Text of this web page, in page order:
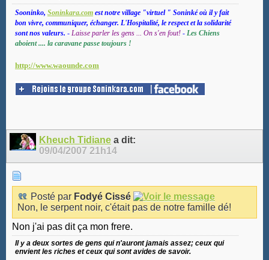
Sooninko, Soninkara.com est notre village "virtuel " Soninké où il y fait
bon vivre, communiquer, échanger. L'Hospitalité, le respect et la solidarité
sont nos valeurs. - Laisse parler les gens ... On s'en fout! - Les Chiens
aboient .... la caravane passe toujours !
http://www.waounde.com
Kheuch Tidiane a dit:
09/04/2007 21h14
Posté par Fodyé Cissé
Non, le serpent noir, c'était pas de notre famille dé!
Non j'ai pas dit ça mon frere.
Il y a deux sortes de gens qui n'auront jamais assez; ceux qui
envient les riches et ceux qui sont avides de savoir.